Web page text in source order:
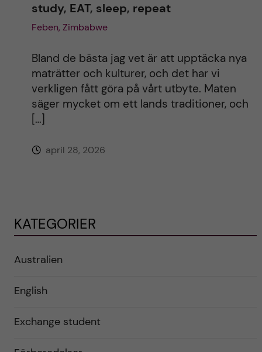
study, EAT, sleep, repeat
Feben, Zimbabwe
Bland de bästa jag vet är att upptäcka nya
maträtter och kulturer, och det har vi
verkligen fått göra på vårt utbyte. Maten
säger mycket om ett lands traditioner, och
[…]
april 28, 2026
KATEGORIER
Australien
English
Exchange student